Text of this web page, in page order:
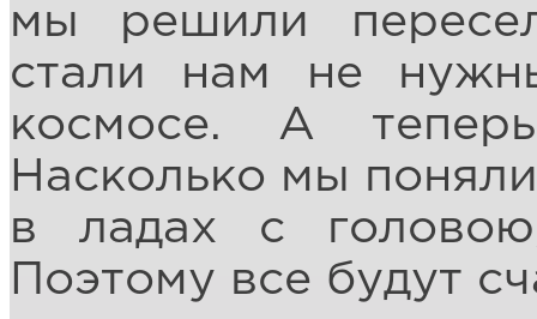
мы решили
стали нам не
космосе. А
Насколько мы
в ладах с
Поэтому все будут